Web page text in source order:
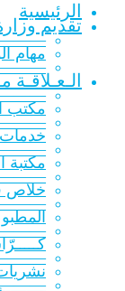
الرئيسية
تقديم
مهام
مكتب
مكتبة
خلاص